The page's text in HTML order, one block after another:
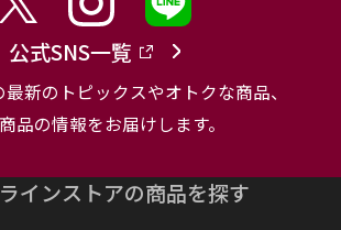
公式SNS一覧
新のトピックスやオトクな商品、
品の情報をお届けします。
インストアの商品を探す